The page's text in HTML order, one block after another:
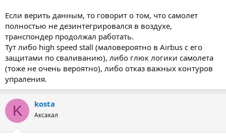
Если верить данным, то говорит о том, что самолет
полностью не дезинтегрировался в воздухе,
транспондер продолжал работать.
Тут либо high speed stall (маловероятно в Airbus с его
защитами по сваливанию), либо глюк логики самолета
(тоже не очень вероятно), либо отказ важных контуров
упраления.
K kosta
Аксакал